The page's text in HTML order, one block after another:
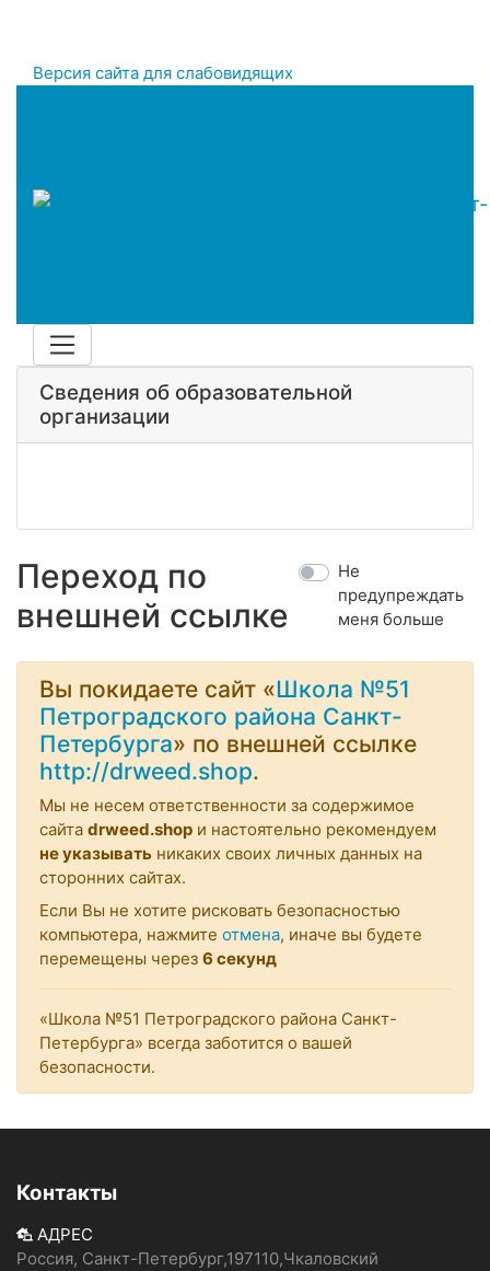
Версия сайта для слабовидящих
Сведения об образовательной
организации
Переход по
внешней ссылке
Не
предупреждать
меня больше
Вы покидаете сайт «Школа №51
Петроградского района Санкт-
Петербурга» по внешней ссылке
http://drweed.shop.
Мы не несем ответственности за содержимое
сайта drweed.shop и настоятельно рекомендуем
не указывать никаких своих личных данных на
сторонних сайтах.
Если Вы не хотите рисковать безопасностью
компьютера, нажмите отмена, иначе вы будете
перемещены через 6 секунд
«Школа №51 Петроградского района Санкт-
Петербурга» всегда заботится о вашей
безопасности.
Контакты
АДРЕС
Россия, Санкт-Петербург,197110,Чкаловский